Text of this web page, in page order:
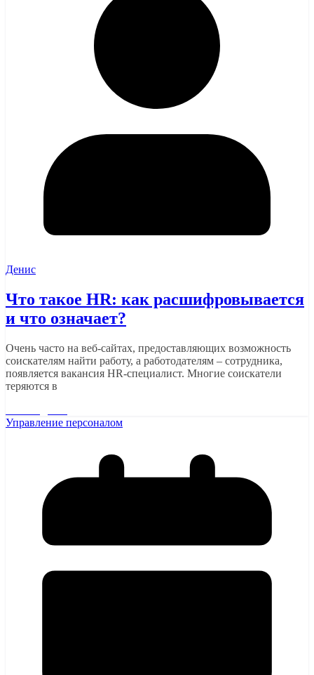
Денис
Что такое HR: как расшифровывается
и что означает?
Очень часто на веб-сайтах, предоставляющих возможность
соискателям найти работу, а работодателям – сотрудника,
появляется вакансия HR-специалист. Многие соискатели
теряются в
Управление персоналом